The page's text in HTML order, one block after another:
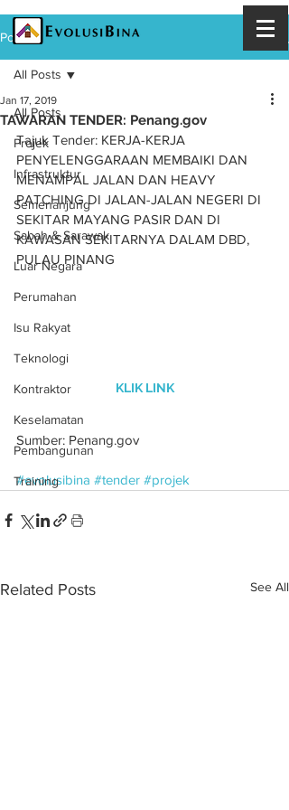
Post
All Posts
Projek
Infrastruktur
Semenanjung
Sabah & Sarawak
Luar Negara
Perumahan
Isu Rakyat
Teknologi
Kontraktor
Keselamatan
Pembangunan
Training
All Posts
TAWARAN TENDER: Penang.gov
Jan 17, 2019
Tajuk Tender: KERJA-KERJA
PENYELENGGARAAN MEMBAIKI DAN
MENAMPAL JALAN DAN HEAVY
PATCHING DI JALAN-JALAN NEGERI DI
SEKITAR MAYANG PASIR DAN DI
KAWASAN SEKITARNYA DALAM DBD,
PULAU PINANG
KLIK LINK
Sumber: Penang.gov
#evolusibina #tender #projek
Related Posts See All